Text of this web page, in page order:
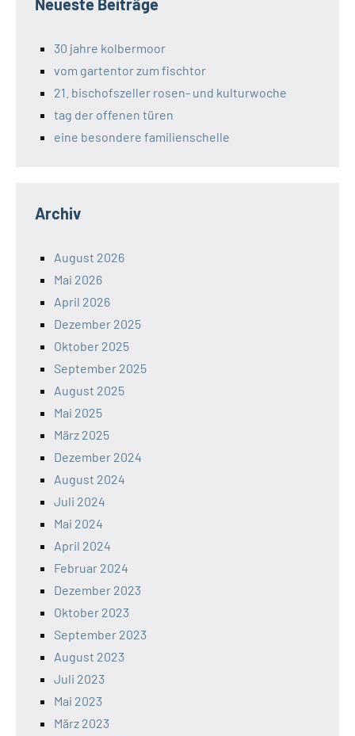
30 jahre kolbermoor
vom gartentor zum fischtor
21. bischofszeller rosen- und kulturwoche
tag der offenen türen
eine besondere familienschelle
Archiv
August 2026
Mai 2026
April 2026
Dezember 2025
Oktober 2025
September 2025
August 2025
Mai 2025
März 2025
Dezember 2024
August 2024
Juli 2024
Mai 2024
April 2024
Februar 2024
Dezember 2023
Oktober 2023
September 2023
August 2023
Juli 2023
Mai 2023
März 2023